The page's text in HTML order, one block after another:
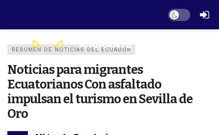
Dark mode
RESUMEN DE NOTICIAS DEL ECUADOR
Noticias para migrantes
Ecuatorianos Con asfaltado
impulsan el turismo en Sevilla de
Oro